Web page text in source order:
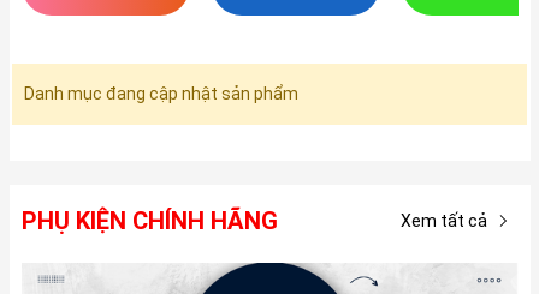
Danh mục đang cập nhật sản phẩm
PHỤ KIỆN CHÍNH HÃNG Xem tất cả